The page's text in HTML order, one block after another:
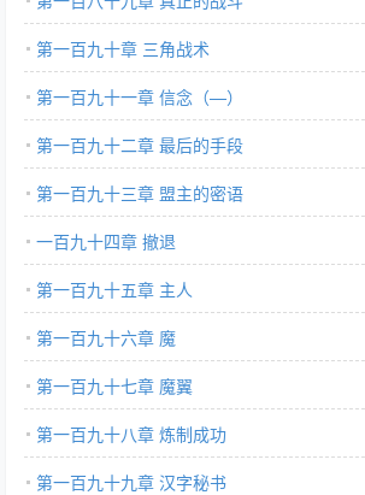
第一百九十章 三角战术
第一百九十一章 信念（—）
第一百九十二章 最后的手段
第一百九十三章 盟主的密语
一百九十四章 撤退
第一百九十五章 主人
第一百九十六章 魔
第一百九十七章 魔翼
第一百九十八章 炼制成功
第一百九十九章 汉字秘书